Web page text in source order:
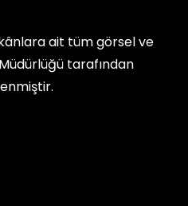
ait tüm görsel ve
tarafından